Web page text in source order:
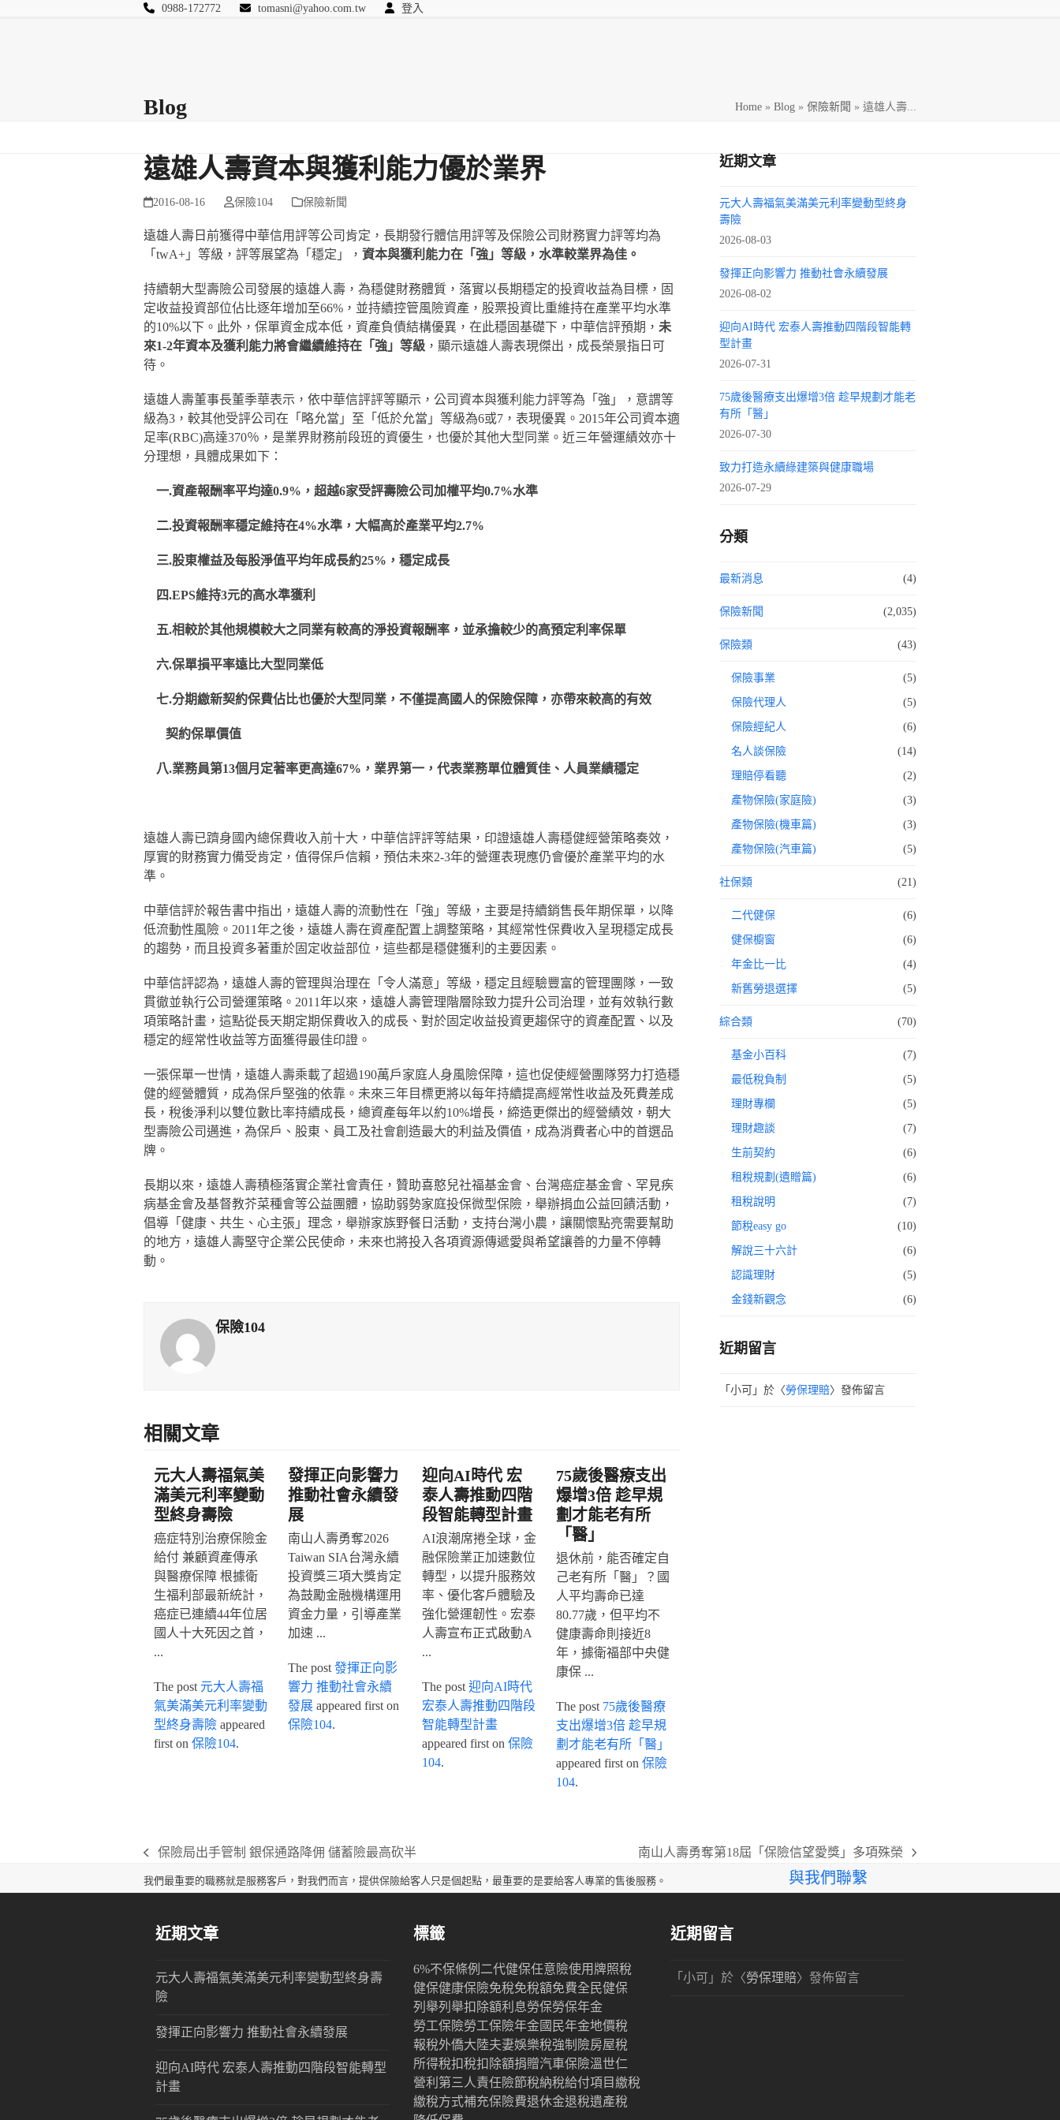
0988-172772 tomasni@yahoo.com.tw 登入
Blog Home » Blog » 保險新聞 » 遠雄人壽...
遠雄人壽資本與獲利能力優於業界
2016-08-16 保險104 保險新聞
遠雄人壽日前獲得中華信用評等公司肯定，長期發行體信用評等及保險公司財務實力評等均為
「twA+」等級，評等展望為「穩定」， 資本與獲利能力在「強」等級，水準較業界為佳。
持續朝大型壽險公司發展的遠雄人壽，為穩健財務體質，落實以長期穩定的投資收益為目標，固
定收益投資部位佔比逐年增加至66%，並持續控管風險資產，股票投資比重維持在產業平均水準
的10%以下。此外，保單資金成本低，資產負債結構優異，在此穩固基礎下，中華信評預期， 未
來1-2年資本及獲利能力將會繼續維持在「強」等級 ，顯示遠雄人壽表現傑出，成長榮景指日可
待。
遠雄人壽董事長董季華表示，依中華信評評等顯示，公司資本與獲利能力評等為「強」，意謂等
級為3，較其他受評公司在「略允當」至「低於允當」等級為6或7，表現優異。2015年公司資本適
足率(RBC)高達370％，是業界財務前段班的資優生，也優於其他大型同業。近三年營運績效亦十
分理想，具體成果如下：
一.資產報酬率平均達0.9%，超越6家受評壽險公司加權平均0.7%水準
二.投資報酬率穩定維持在4%水準，大幅高於產業平均2.7%
三.股東權益及每股淨值平均年成長約25%，穩定成長
四.EPS維持3元的高水準獲利
五.相較於其他規模較大之同業有較高的淨投資報酬率，並承擔較少的高預定利率保單
六.保單損平率遠比大型同業低
七.分期繳新契約保費佔比也優於大型同業，不僅提高國人的保險保障，亦帶來較高的有效
契約保單價值
八.業務員第13個月定著率更高達67%，業界第一，代表業務單位體質佳、人員業績穩定
遠雄人壽已躋身國內總保費收入前十大，中華信評評等結果，印證遠雄人壽穩健經營策略奏效，
厚實的財務實力備受肯定，值得保戶信賴，預估未來2-3年的營運表現應仍會優於產業平均的水
準。
中華信評於報告書中指出，遠雄人壽的流動性在「強」等級，主要是持續銷售長年期保單，以降
低流動性風險。2011年之後，遠雄人壽在資產配置上調整策略，其經常性保費收入呈現穩定成長
的趨勢，而且投資多著重於固定收益部位，這些都是穩健獲利的主要因素。
中華信評認為，遠雄人壽的管理與治理在「令人滿意」等級，穩定且經驗豐富的管理團隊，一致
貫徹並執行公司營運策略。2011年以來，遠雄人壽管理階層除致力提升公司治理，並有效執行數
項策略計畫，這點從長天期定期保費收入的成長、對於固定收益投資更趨保守的資產配置、以及
穩定的經常性收益等方面獲得最佳印證。
一張保單一世情，遠雄人壽乘載了超過190萬戶家庭人身風險保障，這也促使經營團隊努力打造穩
健的經營體質，成為保戶堅強的依靠。未來三年目標更將以每年持續提高經常性收益及死費差成
長，稅後淨利以雙位數比率持續成長，總資產每年以約10%增長，締造更傑出的經營績效，朝大
型壽險公司邁進，為保戶、股東、員工及社會創造最大的利益及價值，成為消費者心中的首選品
牌。
長期以來，遠雄人壽積極落實企業社會責任，贊助喜憨兒社福基金會、台灣癌症基金會、罕見疾
病基金會及基督教芥菜種會等公益團體，協助弱勢家庭投保微型保險，舉辦捐血公益回饋活動，
倡導「健康、共生、心主張」理念，舉辦家族野餐日活動，支持台灣小農，讓關懷點亮需要幫助
的地方，遠雄人壽堅守企業公民使命，未來也將投入各項資源傳遞愛與希望讓善的力量不停轉
動。
保險104
相關文章
元大人壽福氣美
滿美元利率變動
型終身壽險
癌症特別治療保險金
給付 兼顧資產傳承
與醫療保障 根據衛
生福利部最新統計，
癌症已連續44年位居
國人十大死因之首，
...
The post 元大人壽福
氣美滿美元利率變動
型終身壽險appeared
first on 保險104.
發揮正向影響力
推動社會永續發
展
南山人壽勇奪2026
Taiwan SIA台灣永續
投資獎三項大獎肯定
為鼓勵金融機構運用
資金力量，引導產業
加速 ...
The post 發揮正向影
響力 推動社會永續
發展appeared first on
保險104.
迎向AI時代 宏
泰人壽推動四階
段智能轉型計畫
AI浪潮席捲全球，金
融保險業正加速數位
轉型，以提升服務效
率、優化客戶體驗及
強化營運韌性。宏泰
人壽宣布正式啟動A
...
The post 迎向AI時代
宏泰人壽推動四階段
智能轉型計畫
appeared first on 保險
104.
75歲後醫療支出
爆增3倍 趁早規
劃才能老有所
「醫」
退休前，能否確定自
己老有所「醫」？國
人平均壽命已達
80.77歲，但平均不
健康壽命則接近8
年，據衛福部中央健
康保 ...
The post 75歲後醫療
支出爆增3倍 趁早規
劃才能老有所「醫」
appeared first on 保險
104.
近期文章
元大人壽福氣美滿美元利率變動型終身
壽險
2026-08-03
發揮正向影響力 推動社會永續發展
2026-08-02
迎向AI時代 宏泰人壽推動四階段智能轉
型計畫
2026-07-31
75歲後醫療支出爆增3倍 趁早規劃才能老
有所「醫」
2026-07-30
致力打造永續綠建築與健康職場
2026-07-29
分類
最新消息 (4)
保險新聞 (2,035)
保險類 (43)
保險事業 (5)
保險代理人 (5)
保險經紀人 (6)
名人談保險 (14)
理賠停看聽 (2)
產物保險(家庭險) (3)
產物保險(機車篇) (3)
產物保險(汽車篇) (5)
社保類 (21)
二代健保 (6)
健保櫥窗 (6)
年金比一比 (4)
新舊勞退選擇 (5)
綜合類 (70)
基金小百科 (7)
最低稅負制 (5)
理財專欄 (5)
理財趣談 (7)
生前契約 (6)
租稅規劃(遺贈篇) (6)
租稅說明 (7)
節稅easy go (10)
解說三十六計 (6)
認識理財 (5)
金錢新觀念 (6)
近期留言
「 小可 」於〈勞保理賠〉發佈留言
previous
post:
保險局出手管制 銀保通路降佣 儲蓄險最高砍半
next
post:
南山人壽勇奪第18屆「保險信望愛獎」多項殊榮
我們最重要的職務就是服務客戶，對我們而言，提供保險給客人只是個起點，最重要的是要給客人專業的售後服務。 與我們聯繫
近期文章
元大人壽福氣美滿美元利率變動型終身壽
險
發揮正向影響力 推動社會永續發展
迎向AI時代 宏泰人壽推動四階段智能轉型
計畫
標籤
6%不保條例 二代健保任意險使用牌照稅
健保健康保險免稅免稅額免費全民健保
列舉列舉扣除額利息勞保勞保年金
勞工保險勞工保險年金國民年金地價稅
報稅外僑大陸夫妻娛樂稅強制險房屋稅
所得稅扣稅扣除額捐贈汽車保險溫世仁
營利 第三人責任險節稅納稅給付項目 繳稅
繳稅方式補充保險費退休金退稅遺產稅
近期留言
「小可 」於〈勞保理賠〉發佈留言